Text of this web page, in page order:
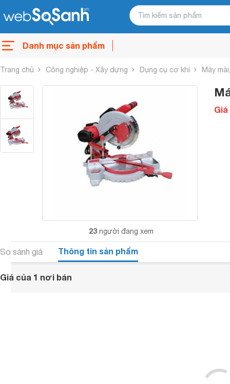
Danh mục sản phẩm
Trang chủ Công nghiệp - Xây dựng Dụng cụ cơ khí Máy
23 người đang xem
Giá
So sánh giá Thông tin sản phẩm
Giá của 1 nơi bán